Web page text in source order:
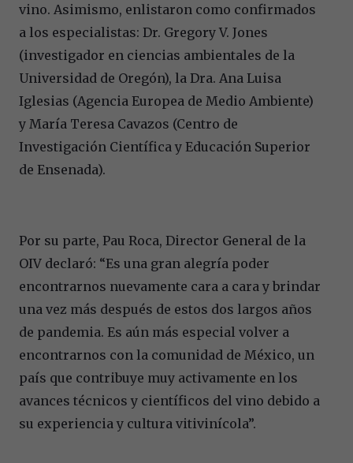
vino. Asimismo, enlistaron como confirmados
a los especialistas: Dr. Gregory V. Jones
(investigador en ciencias ambientales de la
Universidad de Oregón), la Dra. Ana Luisa
Iglesias (Agencia Europea de Medio Ambiente)
y María Teresa Cavazos (Centro de
Investigación Científica y Educación Superior
de Ensenada).
Por su parte, Pau Roca, Director General de la
OIV declaró: “Es una gran alegría poder
encontrarnos nuevamente cara a cara y brindar
una vez más después de estos dos largos años
de pandemia. Es aún más especial volver a
encontrarnos con la comunidad de México, un
país que contribuye muy activamente en los
avances técnicos y científicos del vino debido a
su experiencia y cultura vitivinícola”.